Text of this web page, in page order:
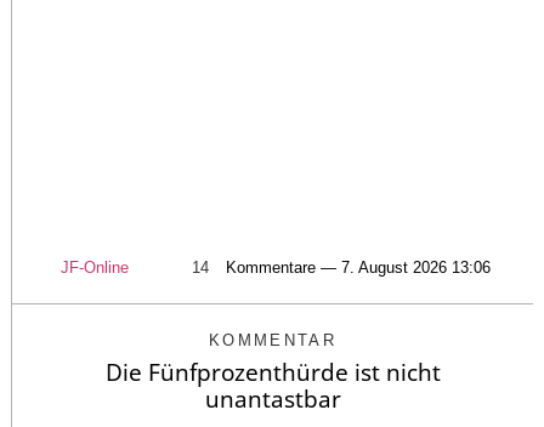
JF-Online 14 Kommentare — 7. August 2026 13:06
KOMMENTAR
Die Fünfprozenthürde ist nicht
unantastbar